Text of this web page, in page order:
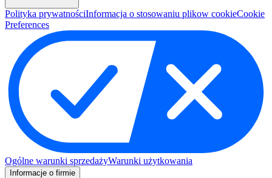
Polityka prywatnościInformacja o stosowaniu plikow cookieCookie
Preferences
Ogólne warunki sprzedażyWarunki użytkowania
Informacje o firmie